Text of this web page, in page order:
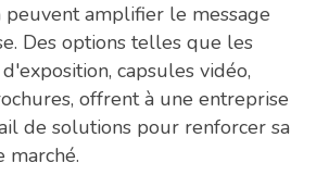
peuvent amplifier le message
Des options telles que les
capsules vidéo,
offrent à une entreprise
de solutions pour renforcer sa
marché.